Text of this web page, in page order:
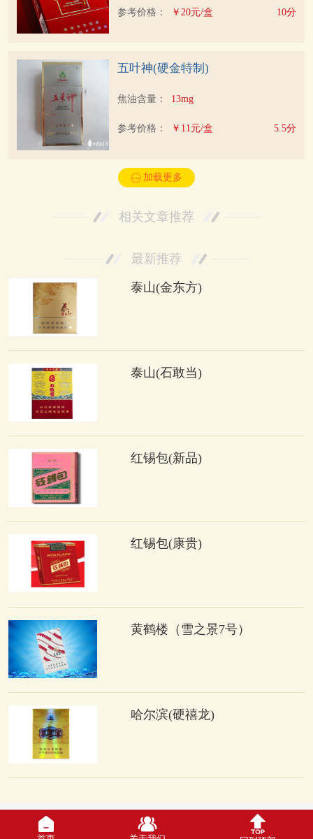
参考价格： ￥20元/盒 10分
五叶神(硬金特制)
焦油含量： 13mg
参考价格： ￥11元/盒 5.5分
加载更多
相关文章推荐
最新推荐
泰山(金东方)
泰山(石敢当)
红锡包(新品)
红锡包(康贵)
黄鹤楼（雪之景7号）
哈尔滨(硬禧龙)